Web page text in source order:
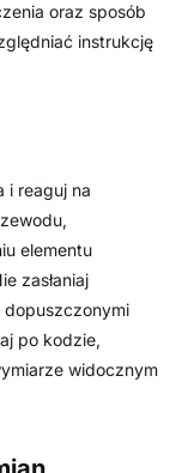
oraz sposób
instrukcję
i reaguj na
elementu
zasłaniaj
dopuszczonymi
po kodzie,
widocznym